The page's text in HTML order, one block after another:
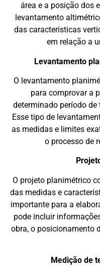
área e a posição dos
levantamento
das características
em relação a
Levantamento
O levantamento
para comprovar a
determinado período
Esse tipo de
as medidas e limites
o processo de
O projeto planimétrico
das medidas e
importante para a
pode incluir
obra, o posicionamento
Medição de